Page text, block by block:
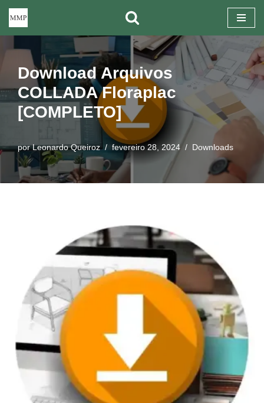
para
conteúdo
Download Arquivos
COLLADA Floraplac
[COMPLETO]
porLeonardo Queiroz fevereiro 28, 2024 Downloads